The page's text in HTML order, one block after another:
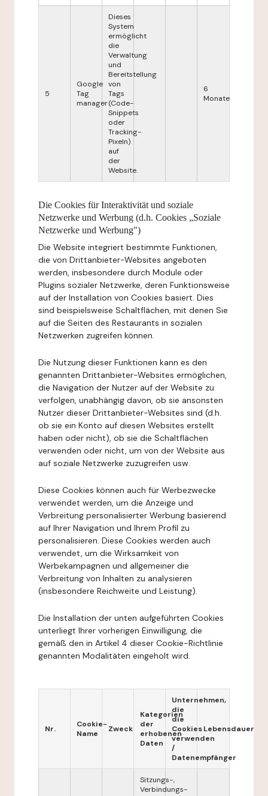
5
Google
Tag
manager
Dieses
System
ermöglicht
die
Verwaltung
und
Bereitstellung
von
Tags
(Code-
Snippets
oder
Tracking-
Pixeln)
auf
der
Website.
6
Monate
Die Cookies für Interaktivität und soziale
Netzwerke und Werbung (d.h. Cookies „Soziale
Netzwerke und Werbung")
Die Website integriert bestimmte Funktionen,
die von Drittanbieter-Websites angeboten
werden, insbesondere durch Module oder
Plugins sozialer Netzwerke, deren Funktionsweise
auf der Installation von Cookies basiert. Dies
sind beispielsweise Schaltflächen, mit denen Sie
auf die Seiten des Restaurants in sozialen
Netzwerken zugreifen können.
Die Nutzung dieser Funktionen kann es den
genannten Drittanbieter-Websites ermöglichen,
die Navigation der Nutzer auf der Website zu
verfolgen, unabhängig davon, ob sie ansonsten
Nutzer dieser Drittanbieter-Websites sind (d.h.
ob sie ein Konto auf diesen Websites erstellt
haben oder nicht), ob sie die Schaltflächen
verwenden oder nicht, um von der Website aus
auf soziale Netzwerke zuzugreifen usw.
Diese Cookies können auch für Werbezwecke
verwendet werden, um die Anzeige und
Verbreitung personalisierter Werbung basierend
auf Ihrer Navigation und Ihrem Profil zu
personalisieren. Diese Cookies werden auch
verwendet, um die Wirksamkeit von
Werbekampagnen und allgemeiner die
Verbreitung von Inhalten zu analysieren
(insbesondere Reichweite und Leistung).
Die Installation der unten aufgeführten Cookies
unterliegt Ihrer vorherigen Einwilligung, die
gemäß den in Artikel 4 dieser Cookie-Richtlinie
genannten Modalitäten eingeholt wird.
Nr.
Cookie-
Name
Zweck
Kategorien
der
erhobenen
Daten
Unternehmen,
die
die
Cookies
verwenden
/
Datenempfänger
Lebensdauer
Sitzungs-,
Verbindungs-